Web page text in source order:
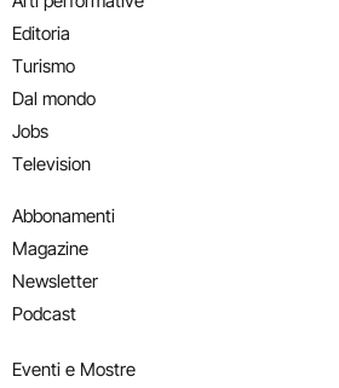
Editoria
Turismo
Dal mondo
Jobs
Television
Abbonamenti
Magazine
Newsletter
Podcast
Eventi e Mostre